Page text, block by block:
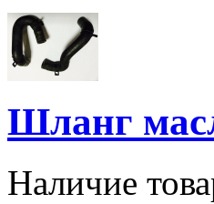
Шланг
Наличие